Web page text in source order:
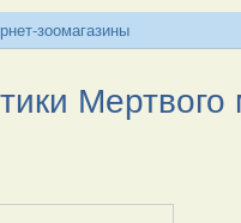
зоомагазины